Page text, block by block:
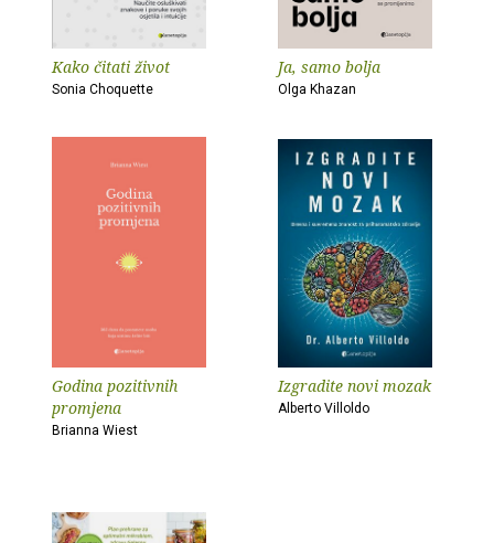
Kako čitati život
Sonia Choquette
Ja, samo bolja
Olga Khazan
Godina pozitivnih
promjena
Brianna Wiest
Izgradite novi mozak
Alberto Villoldo